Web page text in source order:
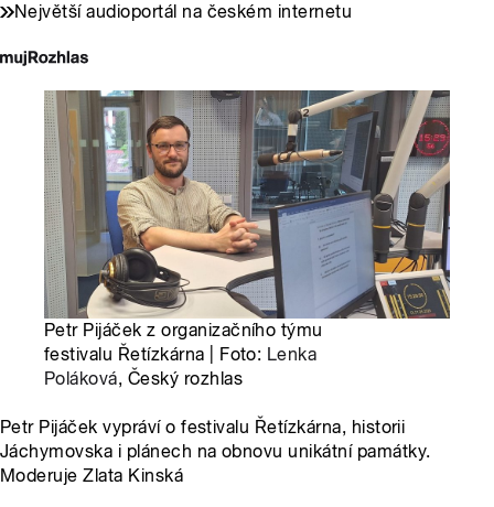
Největší audioportál na českém internetu
Petr Pijáček z organizačního týmu
festivalu Řetízkárna | Foto: Lenka
Poláková, Český rozhlas
Petr Pijáček vypráví o festivalu Řetízkárna, historii
Jáchymovska i plánech na obnovu unikátní památky.
Moderuje Zlata Kinská